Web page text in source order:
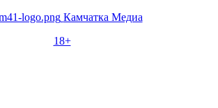
Камчатка Медиа
18+